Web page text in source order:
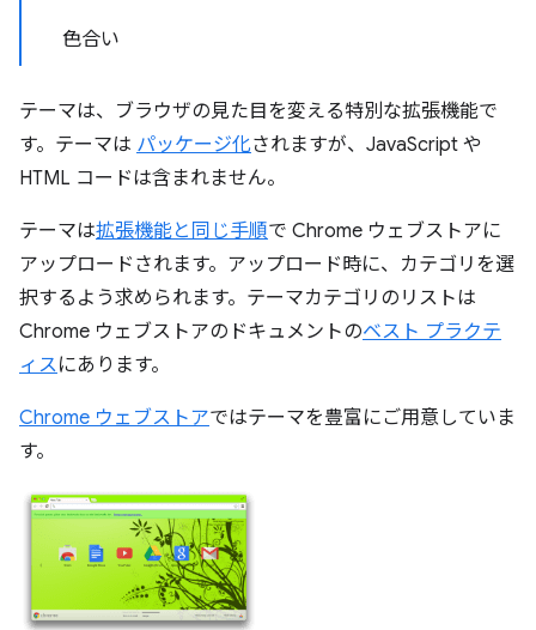
色合い
テーマは、ブラウザの見た目を変える特別な拡張機能で
す。テーマは パッケージ化されますが、JavaScript や
HTML コードは含まれません。
テーマは拡張機能と同じ手順で Chrome ウェブストアに
アップロードされます。アップロード時に、カテゴリを選
択するよう求められます。テーマカテゴリのリストは
Chrome ウェブストアのドキュメントのベスト プラクテ
ィスにあります。
Chrome ウェブストアではテーマを豊富にご用意していま
す。